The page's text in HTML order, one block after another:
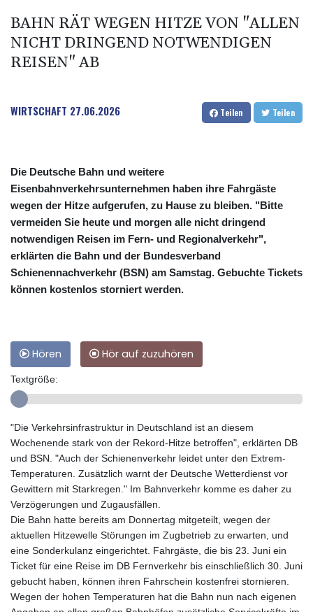
BAHN RÄT WEGEN HITZE VON "ALLEN
NICHT DRINGEND NOTWENDIGEN
REISEN" AB
WIRTSCHAFT 27.06.2026 Teilen Teilen
Die Deutsche Bahn und weitere
Eisenbahnverkehrsunternehmen haben ihre Fahrgäste
wegen der Hitze aufgerufen, zu Hause zu bleiben. "Bitte
vermeiden Sie heute und morgen alle nicht dringend
notwendigen Reisen im Fern- und Regionalverkehr",
erklärten die Bahn und der Bundesverband
Schienennachverkehr (BSN) am Samstag. Gebuchte Tickets
können kostenlos storniert werden.
Hören Hör auf zuzuhören
Textgröße:
"Die Verkehrsinfrastruktur in Deutschland ist an diesem
Wochenende stark von der Rekord-Hitze betroffen", erklärten DB
und BSN. "Auch der Schienenverkehr leidet unter den Extrem-
Temperaturen. Zusätzlich warnt der Deutsche Wetterdienst vor
Gewittern mit Starkregen." Im Bahnverkehr komme es daher zu
Verzögerungen und Zugausfällen.
Die Bahn hatte bereits am Donnertag mitgeteilt, wegen der
aktuellen Hitzewelle Störungen im Zugbetrieb zu erwarten, und
eine Sonderkulanz eingerichtet. Fahrgäste, die bis 23. Juni ein
Ticket für eine Reise im DB Fernverkehr bis einschließlich 30. Juni
gebucht haben, können ihren Fahrschein kostenfrei stornieren.
Wegen der hohen Temperaturen hat die Bahn nun nach eigenen